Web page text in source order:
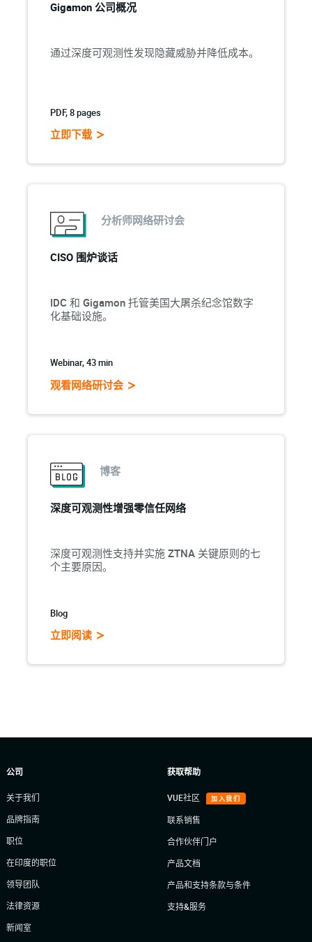
Gigamon 公司概况
通过深度可观测性发现隐藏威胁并降低成本。
PDF, 8 pages
立即下载
分析师网络研讨会
CISO 围炉谈话
IDC 和 Gigamon 托管美国大屠杀纪念馆数字
化基础设施。
Webinar, 43 min
观看网络研讨会
博客
深度可观测性增强零信任网络
深度可观测性支持并实施 ZTNA 关键原则的七
个主要原因。
Blog
立即阅读
公司
关于我们
品牌指南
职位
在印度的职位
领导团队
法律资源
新闻室
获取帮助
VUE社区 加入我们
联系销售
合作伙伴门户
产品文档
产品和支持条款与条件
支持&服务